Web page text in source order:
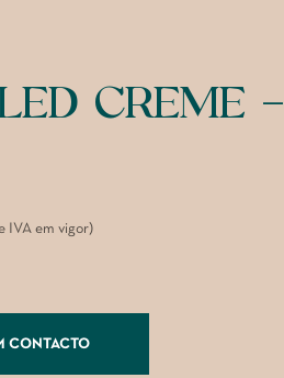
CREME –
IVA em vigor)
CONTACTO